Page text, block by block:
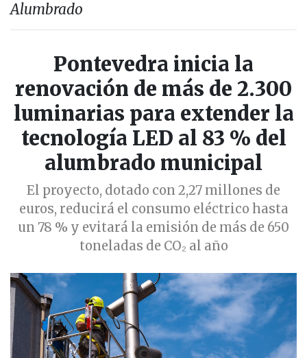
Alumbrado
Pontevedra inicia la
renovación de más de 2.300
luminarias para extender la
tecnología LED al 83 % del
alumbrado municipal
El proyecto, dotado con 2,27 millones de
euros, reducirá el consumo eléctrico hasta
un 78 % y evitará la emisión de más de 650
toneladas de CO₂ al año